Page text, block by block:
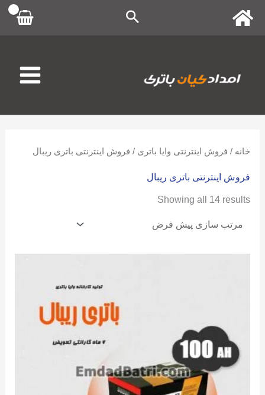
پرش
خانه / فروش اینترنتی وایا باتری / فروش اینترنتی باتری ریبال
فروش اینترنتی باتری ریبال
Showing all 14 results